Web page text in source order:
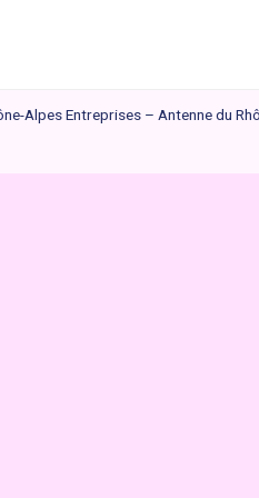
Alpes Entreprises – Antenne du